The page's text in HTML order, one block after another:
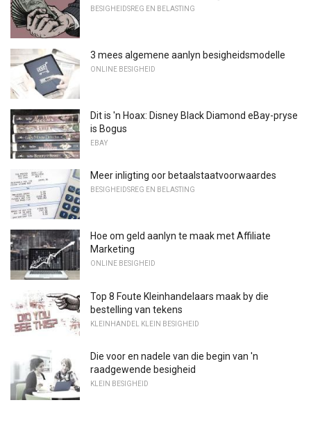
BESIGHEIDSREG EN BELASTING
3 mees algemene aanlyn besigheidsmodelle
ONLINE BESIGHEID
Dit is 'n Hoax: Disney Black Diamond eBay-pryse
is Bogus
EBAY
Meer inligting oor betaalstaatvoorwaardes
BESIGHEIDSREG EN BELASTING
Hoe om geld aanlyn te maak met Affiliate
Marketing
ONLINE BESIGHEID
Top 8 Foute Kleinhandelaars maak by die
bestelling van tekens
KLEINHANDEL KLEIN BESIGHEID
Die voor en nadele van die begin van 'n
raadgewende besigheid
KLEIN BESIGHEID